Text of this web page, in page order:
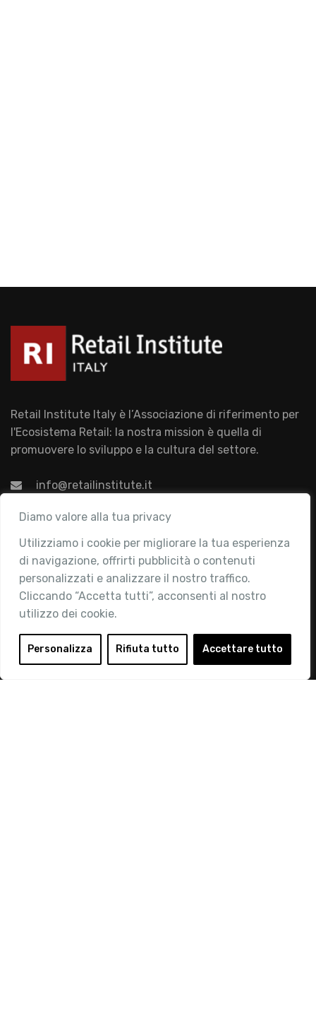
Diamo valore alla tua privacy
Utilizziamo i cookie per migliorare la tua esperienza
di navigazione, offrirti pubblicità o contenuti
personalizzati e analizzare il nostro traffico.
Cliccando “Accetta tutti”, acconsenti al nostro
utilizzo dei cookie.
Personalizza Rifiuta tutto Accettare tutto
Retail Institute Italy è l’Associazione di riferimento per
l'Ecosistema Retail: la nostra mission è quella di
promuovere lo sviluppo e la cultura del settore.
info@retailinstitute.it
Associazione
Chi siamo
Attività
Contatti
Area Riservata
Login
Diventa Socio